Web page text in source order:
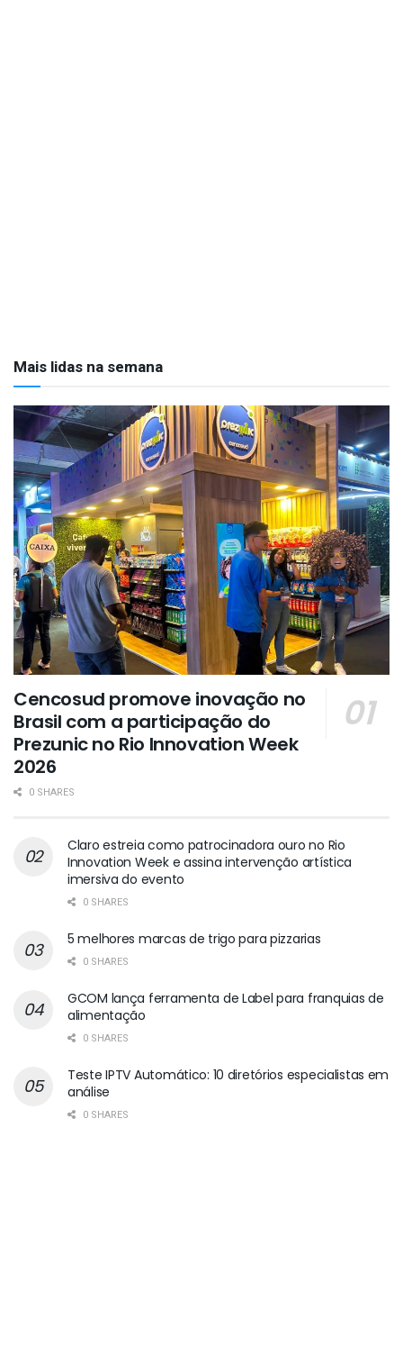
Mais lidas na semana
Cencosud promove inovação no
Brasil com a participação do
Prezunic no Rio Innovation Week
2026
0 SHARES
Claro estreia como patrocinadora ouro no Rio
Innovation Week e assina intervenção artística
imersiva do evento
0 SHARES
5 melhores marcas de trigo para pizzarias
0 SHARES
GCOM lança ferramenta de Label para franquias de
alimentação
0 SHARES
Teste IPTV Automático: 10 diretórios especialistas em
análise
0 SHARES